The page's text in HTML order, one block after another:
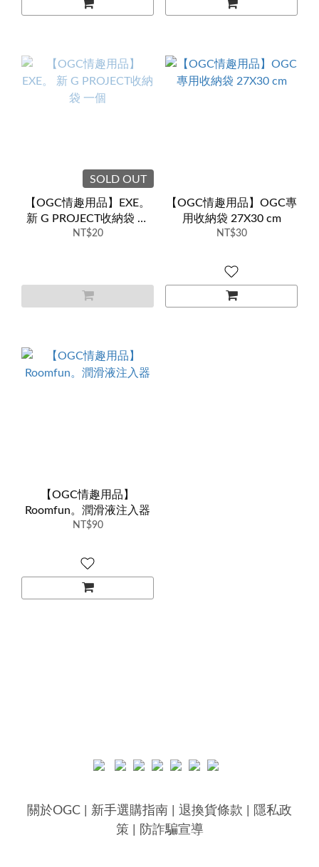
SOLD OUT
【OGC情趣用品】EXE。
新 G PROJECT收納袋 一
個
NT$20
【OGC情趣用品】OGC專
用收納袋 27X30 cm
NT$30
【OGC情趣用品】
Roomfun。潤滑液注入器
NT$90
關於OGC 新手選購指南 退換貨條款
隱私政
策
防詐騙宣導